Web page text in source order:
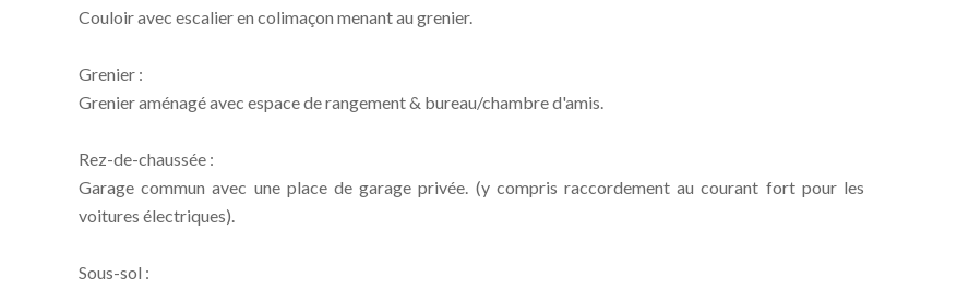
Couloir avec escalier en colimaçon menant au grenier.
Grenier :
Grenier aménagé avec espace de rangement & bureau/chambre d'amis.
Rez-de-chaussée :
Garage commun avec une place de garage privée. (y compris raccordement au courant fort pour les
voitures électriques).
Sous-sol :